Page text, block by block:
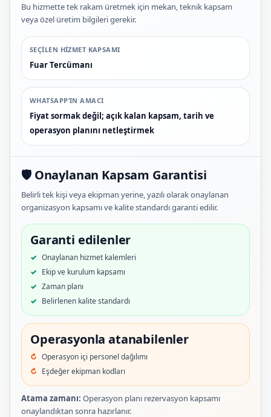
Bu hizmette tek rakam üretmek için mekan, teknik kapsam
veya özel üretim bilgileri gerekir.
SEÇILEN HIZMET KAPSAMI
Fuar Tercümanı
WHATSAPP’IN AMACI
Fiyat sormak değil; açık kalan kapsam, tarih ve
operasyon planını netleştirmek
🛡️ Onaylanan Kapsam Garantisi
Belirli tek kişi veya ekipman yerine, yazılı olarak onaylanan
organizasyon kapsamı ve kalite standardı garanti edilir.
Garanti edilenler
Onaylanan hizmet kalemleri
Ekip ve kurulum kapsamı
Zaman planı
Belirlenen kalite standardı
Operasyonla atanabilenler
Operasyon içi personel dağılımı
Eşdeğer ekipman kodları
Atama zamanı: Operasyon planı rezervasyon kapsamı
onaylandıktan sonra hazırlanır.